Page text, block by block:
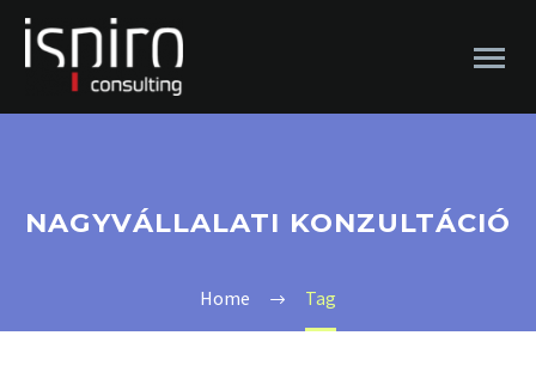
NAGYVÁLLALATI KONZULTÁCIÓ
Home Tag